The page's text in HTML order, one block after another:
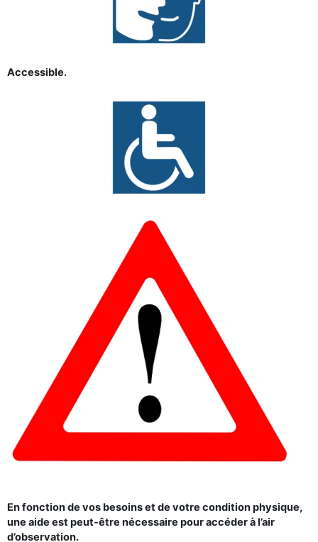
Accessible.
En fonction de vos besoins et de votre condition physique,
une aide est peut-être nécessaire pour accéder à l’air
d’observation.